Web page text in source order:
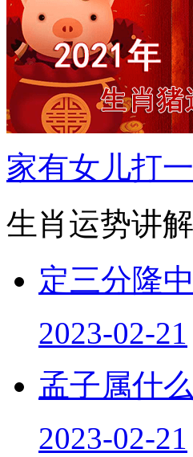
家有女儿打
生肖运势讲解
定三分隆
2023-02-21
孟子属什
2023-02-21